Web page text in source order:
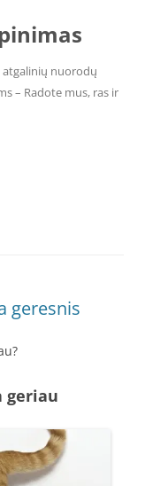
atgalinių nuorodų
– Radote mus, ras ir
geresnis
geriau